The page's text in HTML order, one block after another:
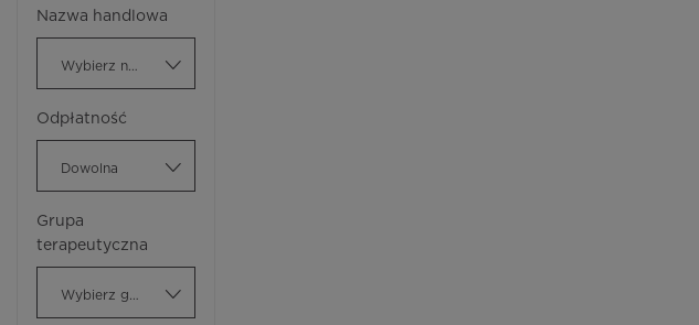
Nazwa handlowa
Odpłatność
Dowolna
Grupa
terapeutyczna